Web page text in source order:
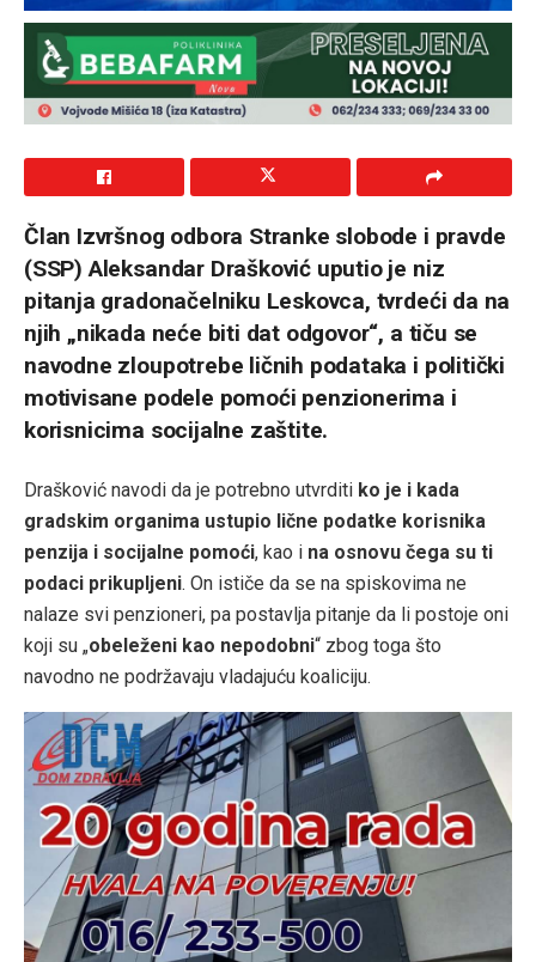
Član Izvršnog odbora Stranke slobode i pravde
(SSP) Aleksandar Drašković uputio je niz
pitanja gradonačelniku Leskovca, tvrdeći da na
njih „nikada neće biti dat odgovor“, a tiču se
navodne zloupotrebe ličnih podataka i politički
motivisane podele pomoći penzionerima i
korisnicima socijalne zaštite.
Drašković navodi da je potrebno utvrditi ko je i kada
gradskim organima ustupio lične podatke korisnika
penzija i socijalne pomoći, kao i na osnovu čega su ti
podaci prikupljeni. On ističe da se na spiskovima ne
nalaze svi penzioneri, pa postavlja pitanje da li postoje oni
koji su „obeleženi kao nepodobni“ zbog toga što
navodno ne podržavaju vladajuću koaliciju.